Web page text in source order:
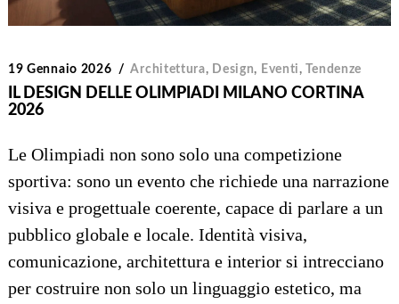
19 Gennaio 2026 Architettura, Design, Eventi, Tendenze
IL DESIGN DELLE OLIMPIADI MILANO CORTINA
2026
Le Olimpiadi non sono solo una competizione
sportiva: sono un evento che richiede una narrazione
visiva e progettuale coerente, capace di parlare a un
pubblico globale e locale. Identità visiva,
comunicazione, architettura e interior si intrecciano
per costruire non solo un linguaggio estetico, ma